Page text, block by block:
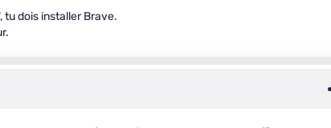
dois installer Brave.